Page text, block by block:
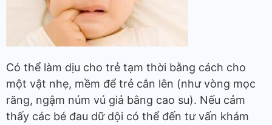
Có thể làm dịu cho trẻ tạm thời bằng cách cho
một vật nhẹ, mềm để trẻ cắn lên (như vòng mọc
răng, ngậm núm vú giả bằng cao su). Nếu cảm
thấy các bé đau dữ dội có thể đến tư vấn khám